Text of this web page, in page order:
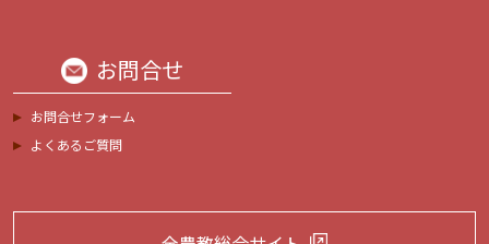
お問合せ
お問合せフォーム
よくあるご質問